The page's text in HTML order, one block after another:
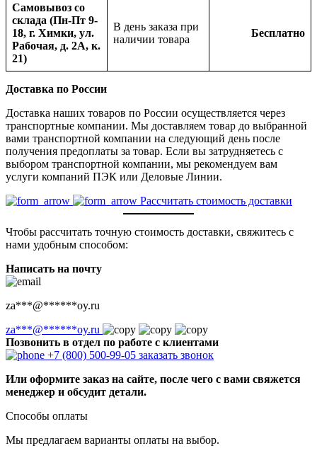
Самовывоз со
склада (Пн-Пт 9-
18, г. Химки, ул.
Рабочая, д. 2А, к.
21)
В день заказа при
наличии товара
Бесплатно
Доставка по России
Доставка наших товаров по России осуществляется через
транспортные компании. Мы доставляем товар до выбранной
вами транспортной компании на следующий день после
получения предоплаты за товар. Если вы затрудняетесь с
выбором транспортной компании, мы рекомендуем вам
услуги компаний ПЭК или Деловые Линии.
Рассчитать стоимость доставки
Чтобы рассчитать точную стоимость доставки, свяжитесь с
нами удобным способом:
Написать на почту
za***@******oy.ru
za***@******oy.ru
Позвонить в отдел по работе с клиентами
+7 (800) 500-99-05 заказать звонок
Или оформите заказ на сайте, после чего с вами свяжется
менеджер и обсудит детали.
Способы оплаты
Мы предлагаем варианты оплаты на выбор.